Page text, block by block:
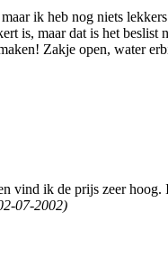
ik heb nog niets
is, maar dat is het beslist
Zakje open, water
vind ik de prijs zeer hoog.
07-2002)